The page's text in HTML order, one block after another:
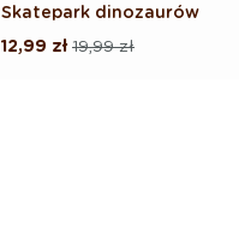
Skatepark dinozaurów
Cena
19,99 zł
Cena
12,99 zł